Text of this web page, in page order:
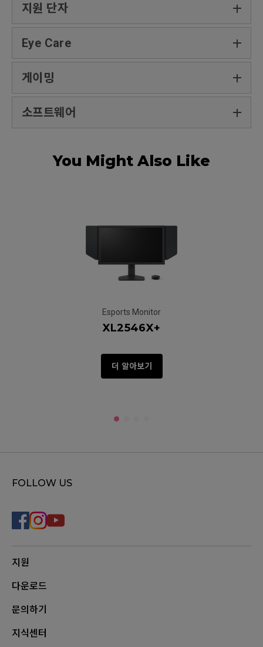
지원 단자
Eye Care
게이밍
소프트웨어
You Might Also Like
Esports Monitor
XL2546X+
더 알아보기
FOLLOW US
지원
다운로드
문의하기
지식센터